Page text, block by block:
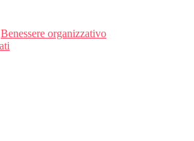
Benessere organizzativo